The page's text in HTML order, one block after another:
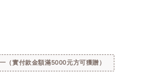
（實付款金額滿5000元方可獲贈）